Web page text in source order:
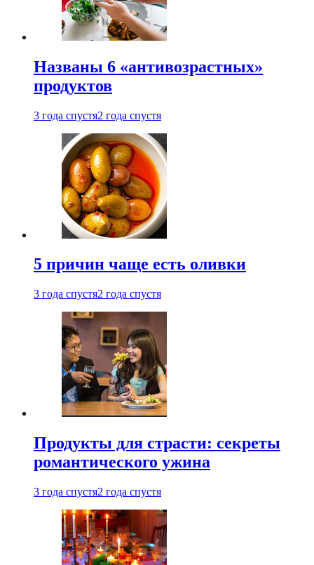
Названы 6 «антивозрастных»
продуктов
3 года спустя2 года спустя
5 причин чаще есть оливки
3 года спустя2 года спустя
Продукты для страсти: секреты
романтического ужина
3 года спустя2 года спустя